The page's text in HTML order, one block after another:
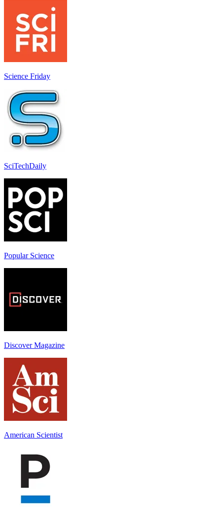
Science Friday
SciTechDaily
Popular Science
Discover Magazine
American Scientist